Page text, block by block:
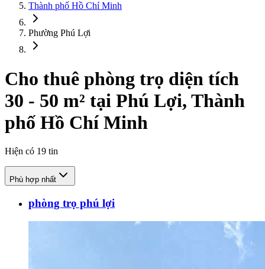
Thành phố Hồ Chí Minh
Phường Phú Lợi
Cho thuê phòng trọ diện tích
30 - 50 m² tại Phú Lợi, Thành
phố Hồ Chí Minh
Hiện có 19 tin
Phù hợp nhất
phòng trọ phú lợi